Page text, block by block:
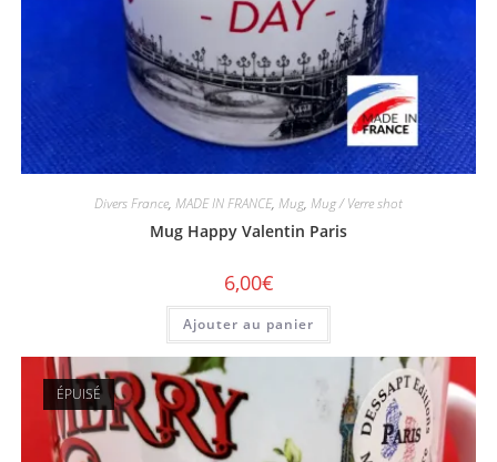
Divers France, MADE IN FRANCE, Mug, Mug / Verre shot
Mug Happy Valentin Paris
6,00€
Ajouter au panier
ÉPUISÉ